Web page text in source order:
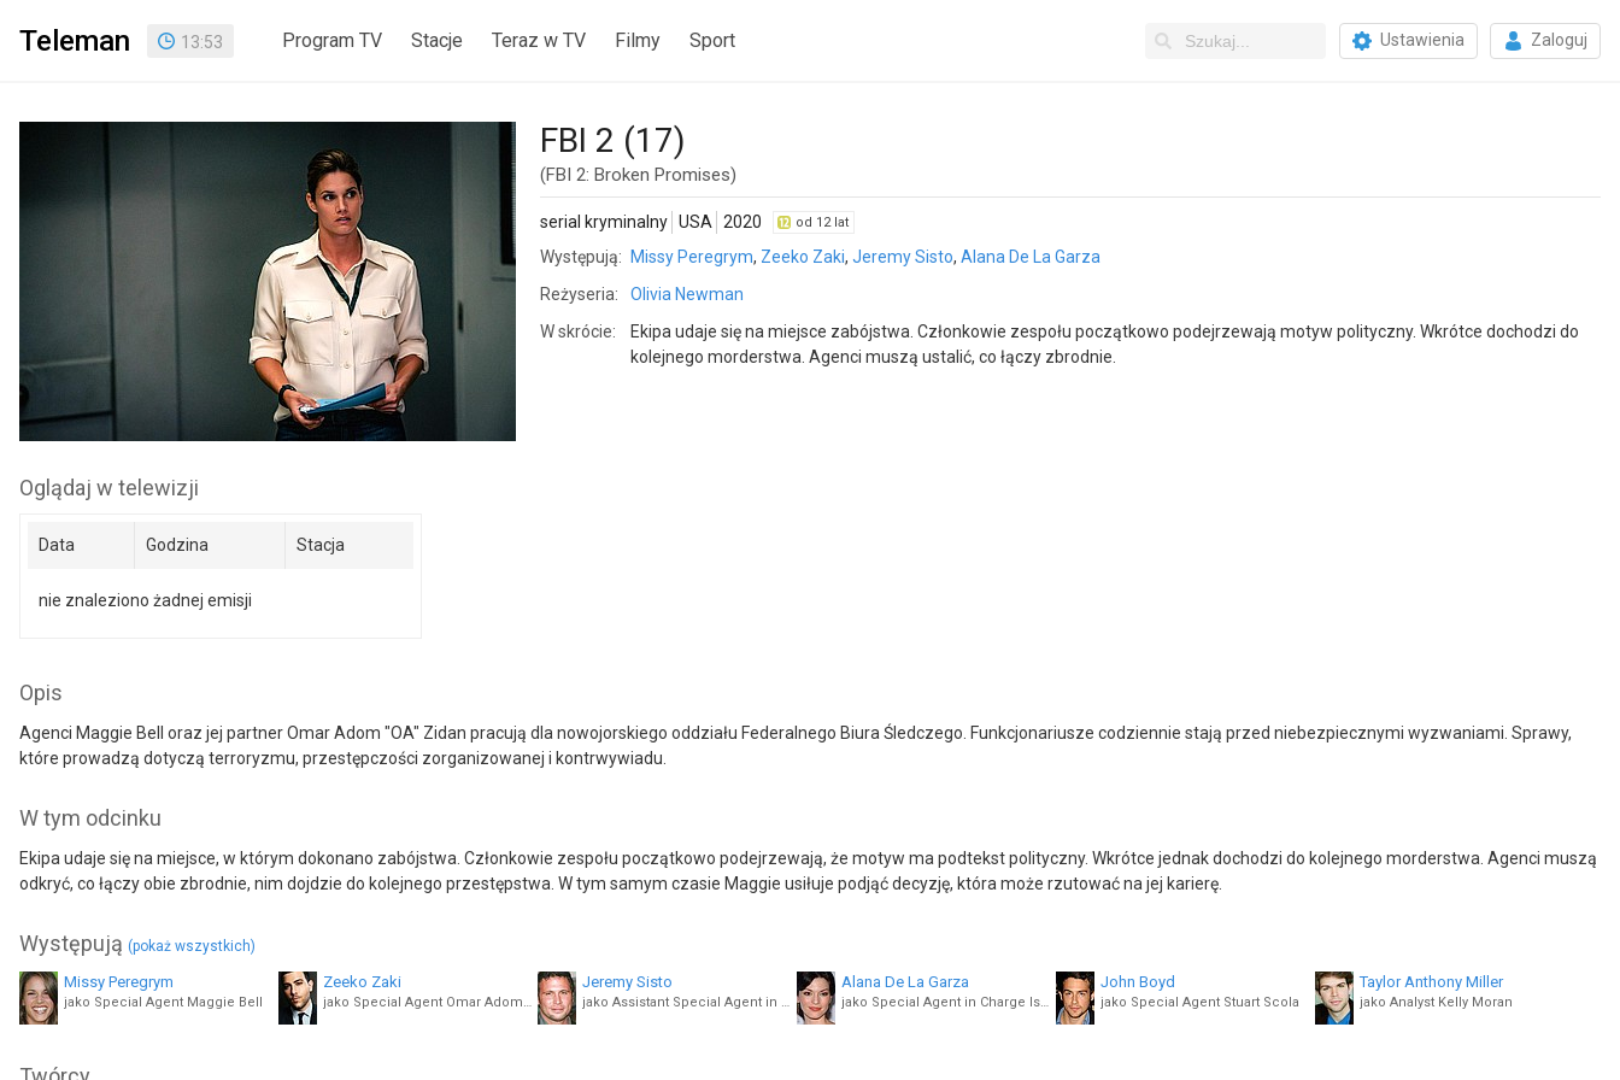
Teleman 13:53 Program TV Stacje Teraz w TV Filmy Sport Ustawienia Zaloguj
FBI 2 (17)
(FBI 2: Broken Promises)
serial kryminalny USA 2020 od 12 lat
Występują: Missy Peregrym, Zeeko Zaki, Jeremy Sisto, Alana De La Garza
Reżyseria:
Olivia Newman
W skrócie:
Ekipa udaje się na miejsce zabójstwa. Członkowie zespołu początkowo podejrzewają motyw polityczny. Wkrótce dochodzi do
kolejnego morderstwa. Agenci muszą ustalić, co łączy zbrodnie.
Oglądaj w telewizji
Data Godzina Stacja
nie znaleziono żadnej emisji
Opis
Agenci Maggie Bell oraz jej partner Omar Adom "OA" Zidan pracują dla nowojorskiego oddziału Federalnego Biura Śledczego. Funkcjonariusze codziennie stają przed niebezpiecznymi wyzwaniami. Sprawy,
które prowadzą dotyczą terroryzmu, przestępczości zorganizowanej i kontrwywiadu.
W tym odcinku
Ekipa udaje się na miejsce, w którym dokonano zabójstwa. Członkowie zespołu początkowo podejrzewają, że motyw ma podtekst polityczny. Wkrótce jednak dochodzi do kolejnego morderstwa. Agenci muszą
odkryć, co łączy obie zbrodnie, nim dojdzie do kolejnego przestępstwa. W tym samym czasie Maggie usiłuje podjąć decyzję, która może rzutować na jej karierę.
Występują (pokaż wszystkich)
Missy Peregrym
jako Special Agent Maggie Bell
Zeeko Zaki
jako Special Agent Omar Adom 'OA' Zidan
Jeremy Sisto
jako Assistant Special Agent in Charge Jubal Valentine
Alana De La Garza
jako Special Agent in Charge Isobel Castille
John Boyd
jako Special Agent Stuart Scola
Taylor Anthony Miller
jako Analyst Kelly Moran
jako Analyst Elise Taylor